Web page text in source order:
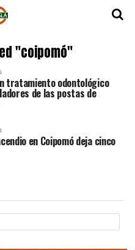
"coipomó"
tratamiento odontológico
de las postas de
en Coipomó deja cinco